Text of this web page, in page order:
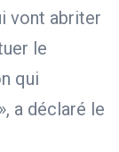
vont abriter
le
qui
a déclaré le